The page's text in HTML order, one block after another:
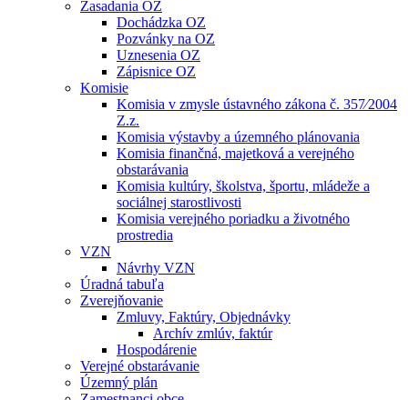
Zasadania OZ
Dochádzka OZ
Pozvánky na OZ
Uznesenia OZ
Zápisnice OZ
Komisie
Komisia v zmysle ústavného zákona č. 357⁄2004
Z.z.
Komisia výstavby a územného plánovania
Komisia finančná, majetková a verejného
obstarávania
Komisia kultúry, školstva, športu, mládeže a
sociálnej starostlivosti
Komisia verejného poriadku a životného
prostredia
VZN
Návrhy VZN
Úradná tabuľa
Zverejňovanie
Zmluvy, Faktúry, Objednávky
Archív zmlúv, faktúr
Hospodárenie
Verejné obstarávanie
Územný plán